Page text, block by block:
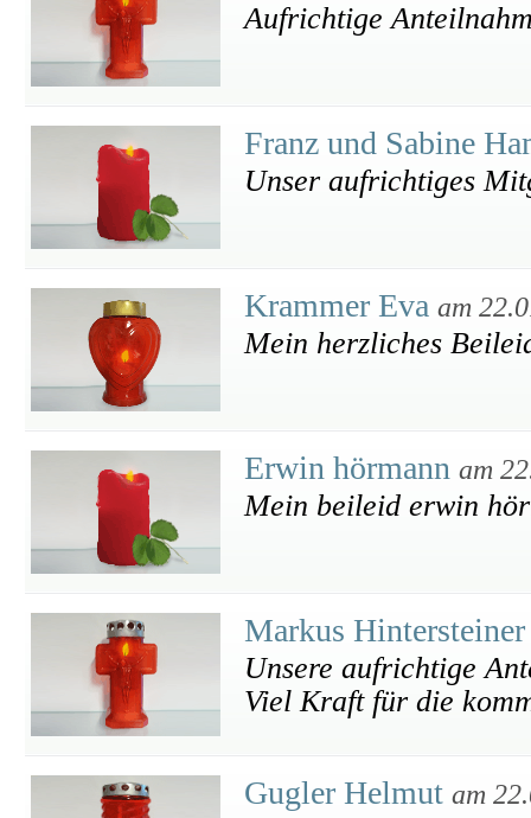
Aufrichtige
Franz und Sabine
Unser aufrichtiges
Krammer Eva am
Mein herzliches
Erwin hörmann am
Mein beileid erwin
Markus
Unsere aufrichtige
Viel Kraft für die
Gugler Helmut am